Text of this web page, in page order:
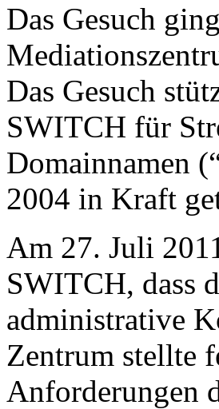
Das Gesuch
Das Gesuch
SWITCH für
Domainnamen
2004 in Kraft
Am 27. Juli
SWITCH, dass
administrative
Zentrum stellte
Anforderungen